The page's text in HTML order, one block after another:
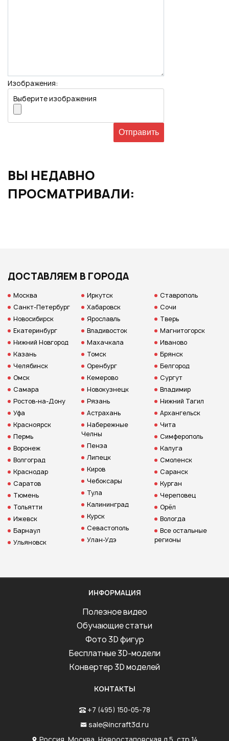
Изображения:
Выберите изображения
ВЫ НЕДАВНО
ПРОСМАТРИВАЛИ:
ДОСТАВЛЯЕМ В ГОРОДА
Москва
Санкт-Петербург
Новосибирск
Екатеринбург
Нижний Новгород
Казань
Челябинск
Омск
Самара
Ростов-на-Дону
Уфа
Красноярск
Пермь
Воронеж
Волгоград
Краснодар
Саратов
Тюмень
Тольятти
Ижевск
Барнаул
Ульяновск
Иркутск
Хабаровск
Ярославль
Владивосток
Махачкала
Томск
Оренбург
Кемерово
Новокузнецк
Рязань
Астрахань
Набережные
Челны
Пенза
Липецк
Киров
Чебоксары
Тула
Калининград
Курск
Севастополь
Улан-Удэ
Ставрополь
Сочи
Тверь
Магнитогорск
Иваново
Брянск
Белгород
Сургут
Владимир
Нижний Тагил
Архангельск
Чита
Симферополь
Калуга
Смоленск
Саранск
Курган
Череповец
Орёл
Вологда
Все остальные
регионы
ИНФОРМАЦИЯ
Полезное видео
Обучающие статьи
Фото 3D фигур
Бесплатные 3D-модели
Конвертер 3D моделей
КОНТАКТЫ
+7 (495) 150-05-78
sale@incraft3d.ru